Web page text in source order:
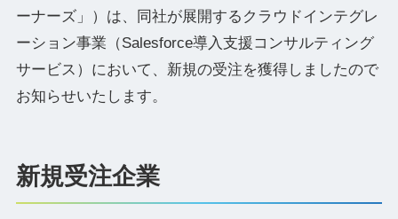
ーナーズ」）は、同社が展開するクラウドインテグレ
ーション事業（Salesforce導入支援コンサルティング
サービス）において、新規の受注を獲得しましたので
お知らせいたします。
新規受注企業